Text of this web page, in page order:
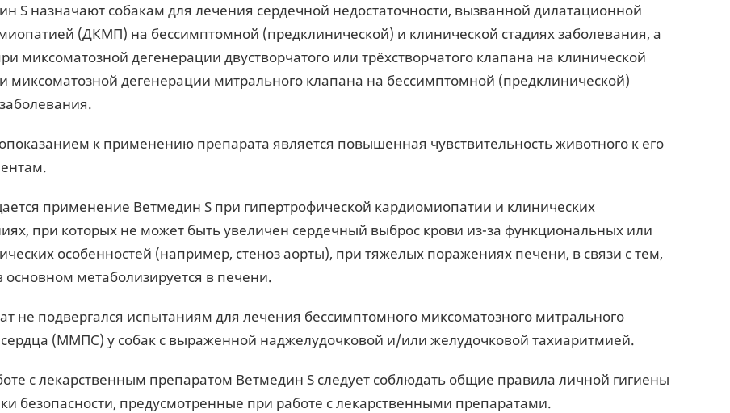
S назначают собакам для лечения сердечной недостаточности, вызванной дилатационной
(ДКМП) на бессимптомной (предклинической) и клинической стадиях заболевания, а
миксоматозной дегенерации двустворчатого или трёхстворчатого клапана на клинической
миксоматозной дегенерации митрального клапана на бессимптомной (предклинической)
к применению препарата является повышенная чувствительность животного к его
применение Ветмедин S при гипертрофической кардиомиопатии и клинических
при которых не может быть увеличен сердечный выброс крови из-за функциональных или
особенностей (например, стеноз аорты), при тяжелых поражениях печени, в связи с тем,
основном метаболизируется в печени.
не подвергался испытаниям для лечения бессимптомного миксоматозного митрального
(ММПС) у собак с выраженной наджелудочковой и/или желудочковой тахиаритмией.
с лекарственным препаратом Ветмедин S следует соблюдать общие правила личной гигиены
безопасности, предусмотренные при работе с лекарственными препаратами.